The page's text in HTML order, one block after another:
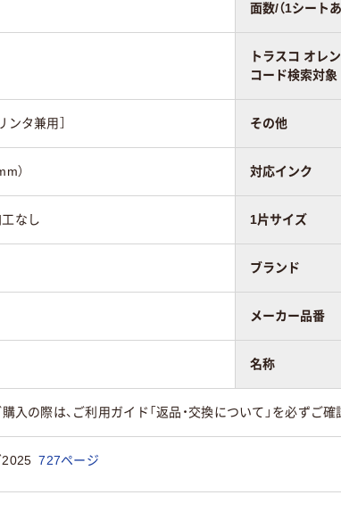
面数/（1シートあ
トラスコ オレ
コード検索対象
タ兼用］ その他
） 対応インク
なし 1片サイズ
ブランド
メーカー品番
名称
購入の際は、ご利用ガイド「返品・交換について」を必ずご
2025 727ページ